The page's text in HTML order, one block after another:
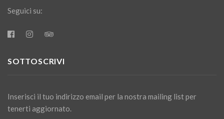
Seguici su:
SOTTOSCRIVI
Inserisci il tuo indirizzo email per la nostra mailing list per
tenerti aggiornato.